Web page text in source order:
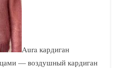
Aura кардиган
— воздушный кардиган